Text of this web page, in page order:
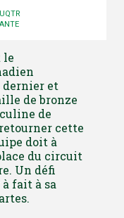
le
et
de bronze
de
cette
doit à
du circuit
Un défi
fait à sa